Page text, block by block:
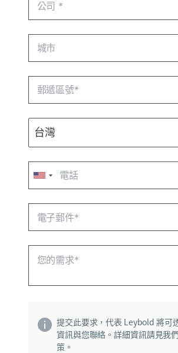
提交此要求，代表 Leybold 將可
資訊與您聯絡。詳細資訊請見我
策。